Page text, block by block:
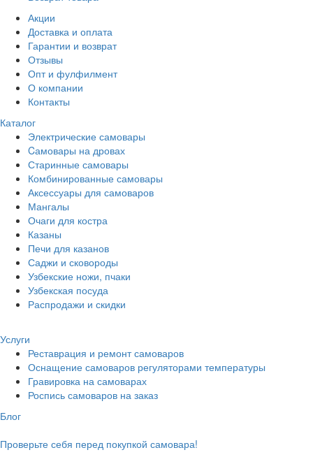
Акции
Доставка и оплата
Гарантии и возврат
Отзывы
Опт и фулфилмент
О компании
Контакты
Каталог
Электрические самовары
Cамовары на дровах
Старинные самовары
Комбинированные самовары
Аксессуары для самоваров
Мангалы
Очаги для костра
Казаны
Печи для казанов
Саджи и сковороды
Узбекские ножи, пчаки
Узбекская посуда
Распродажи и скидки
Услуги
Реставрация и ремонт самоваров
Оснащение самоваров регуляторами температуры
Гравировка на самоварах
Роспись самоваров на заказ
Блог
Проверьте себя перед покупкой самовара!